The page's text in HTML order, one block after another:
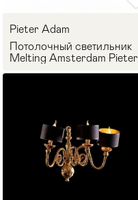
Pieter Adam
Потолочный светильник
Melting Amsterdam Pieter